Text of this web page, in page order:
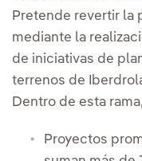
Pretende revertir la
mediante la
de iniciativas de
terrenos de
Dentro de esta
Proyectos